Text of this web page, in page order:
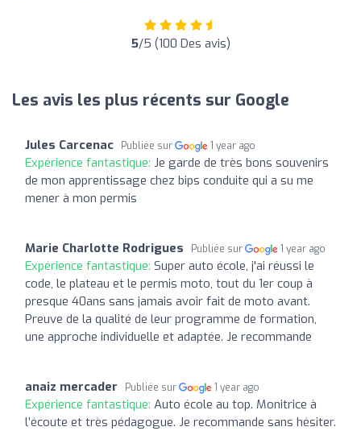
5/5 (100 Des avis)
Les avis les plus récents sur Google
Jules Carcenac Publiée sur 1 year ago
Expérience fantastique: Je garde de très bons souvenirs
de mon apprentissage chez bips conduite qui a su me
mener à mon permis
Marie Charlotte Rodrigues Publiée sur 1 year ago
Expérience fantastique: Super auto école, j'ai réussi le
code, le plateau et le permis moto, tout du 1er coup à
presque 40ans sans jamais avoir fait de moto avant.
Preuve de la qualité de leur programme de formation,
une approche individuelle et adaptée. Je recommande
anaiz mercader Publiée sur 1 year ago
Expérience fantastique: Auto école au top. Monitrice à
l’écoute et très pédagogue. Je recommande sans hésiter.